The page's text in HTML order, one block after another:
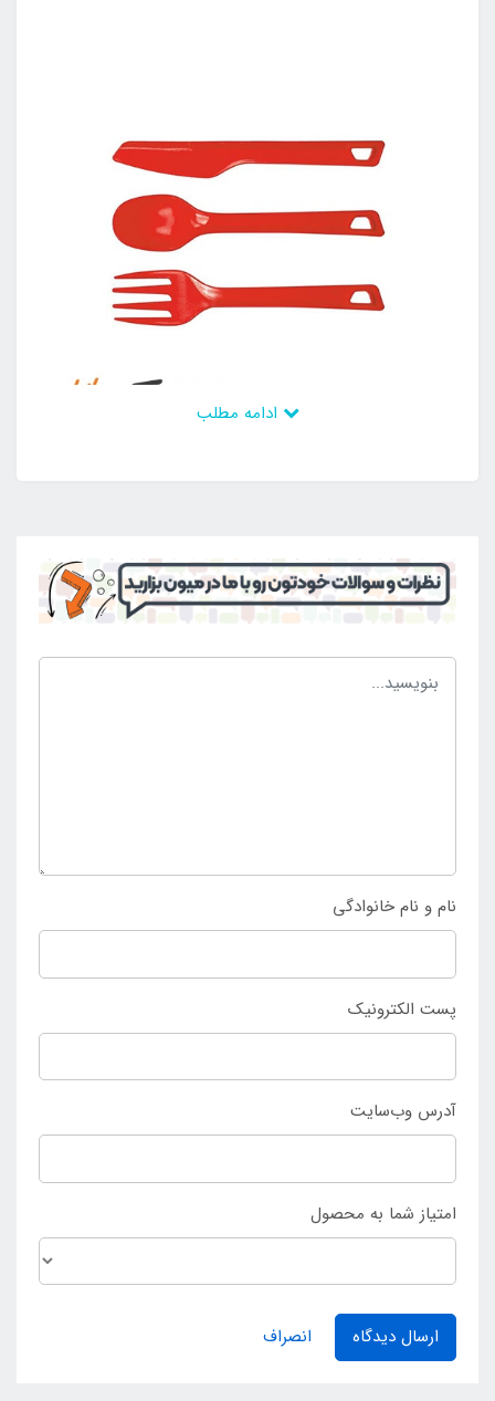
صورت دسته جمعی و خانوادگی مسافرت می روند نیز می
توانند با تهیه تعداد مشخصی از این محصول بهترین
شرایط را کسب کنند و نیازی به داشتن وسایل جاگیر با وزن
بالا نداشته باشند و در نهایت استفاده های لازم را از آن به
دست آورند. این محصول دارای رنگ های شاد و منحصر به
مراجعه نمایید.
نام و نام خانوادگی
پست الکترونیک
آدرس وب‌سایت
امتیاز شما به محصول
ارسال دیدگاه انصراف